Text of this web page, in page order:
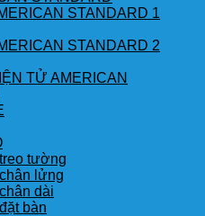
STANDARD 1
STANDARD 2
TỬ AMERICAN
tường
lửng
dài
bàn